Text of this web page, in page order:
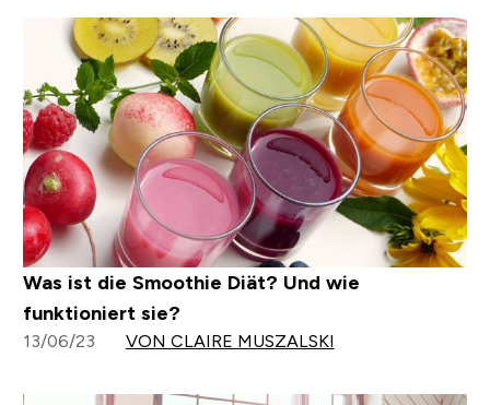
Was ist die Smoothie Diät? Und wie
funktioniert sie?
13/06/23 VON CLAIRE MUSZALSKI